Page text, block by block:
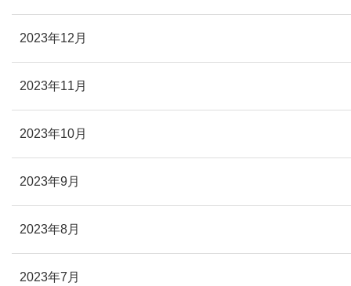
2023年12月
2023年11月
2023年10月
2023年9月
2023年8月
2023年7月